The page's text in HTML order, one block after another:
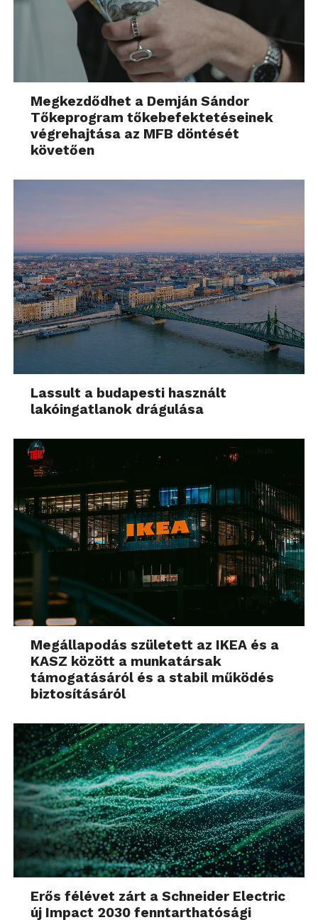
Megkezdődhet a Demján Sándor
Tőkeprogram tőkebefektetéseinek
végrehajtása az MFB döntését
követően
Lassult a budapesti használt
lakóingatlanok drágulása
Megállapodás született az IKEA és a
KASZ között a munkatársak
támogatásáról és a stabil működés
biztosításáról
Erős félévet zárt a Schneider Electric
új Impact 2030 fenntarthatósági